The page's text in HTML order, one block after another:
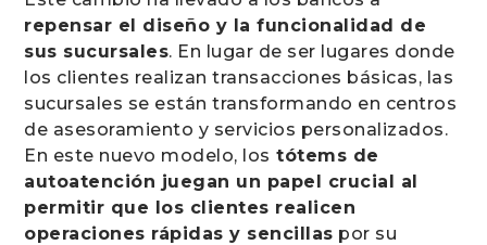
repensar el diseño y la funcionalidad de
sus sucursales. En lugar de ser lugares donde
los clientes realizan transacciones básicas, las
sucursales se están transformando en centros
de asesoramiento y servicios personalizados.
En este nuevo modelo, los tótems de
autoatención juegan un papel crucial al
permitir que los clientes realicen
operaciones rápidas y sencillas por su